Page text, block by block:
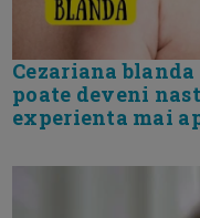
Cezariana
poate deveni
experienta mai